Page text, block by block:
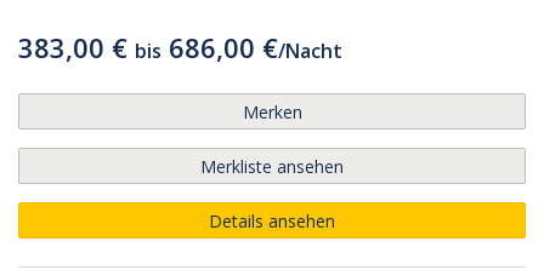
383,00 € bis 686,00 €/Nacht
Merken
Merkliste ansehen
Details ansehen